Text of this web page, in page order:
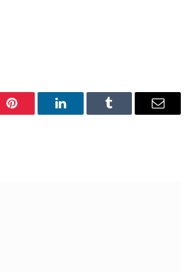
Pinterest LinkedInTumblr Email